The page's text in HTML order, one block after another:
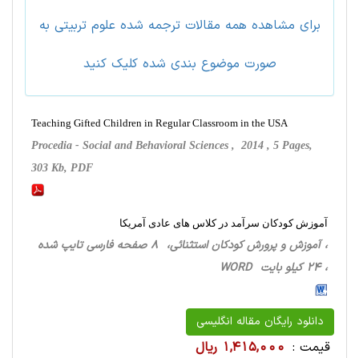
برای مشاهده همه مقالات ترجمه شده علوم تربيتی به
صورت موضوع بندی شده کلیک کنید
Teaching Gifted Children in Regular Classroom in the USA
Procedia - Social and Behavioral Sciences , 2014 , 5 Pages,
303 Kb, PDF
آموزش کودکان سرآمد در کلاس های عادی آمریکا
، آموزش و پرورش کودکان استثنائی، 8 صفحه فارسی تایپ شده
، 24 کیلو بایت WORD
دانلود رایگان مقاله انگلیسی
قیمت : 1,415,000 ریال